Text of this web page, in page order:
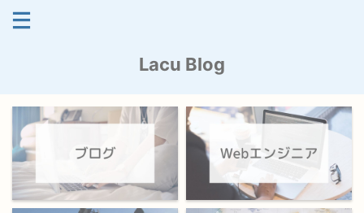
Lacu Blog